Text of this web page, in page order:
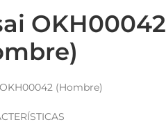
OKH00042
OKH00042 (Hombre)